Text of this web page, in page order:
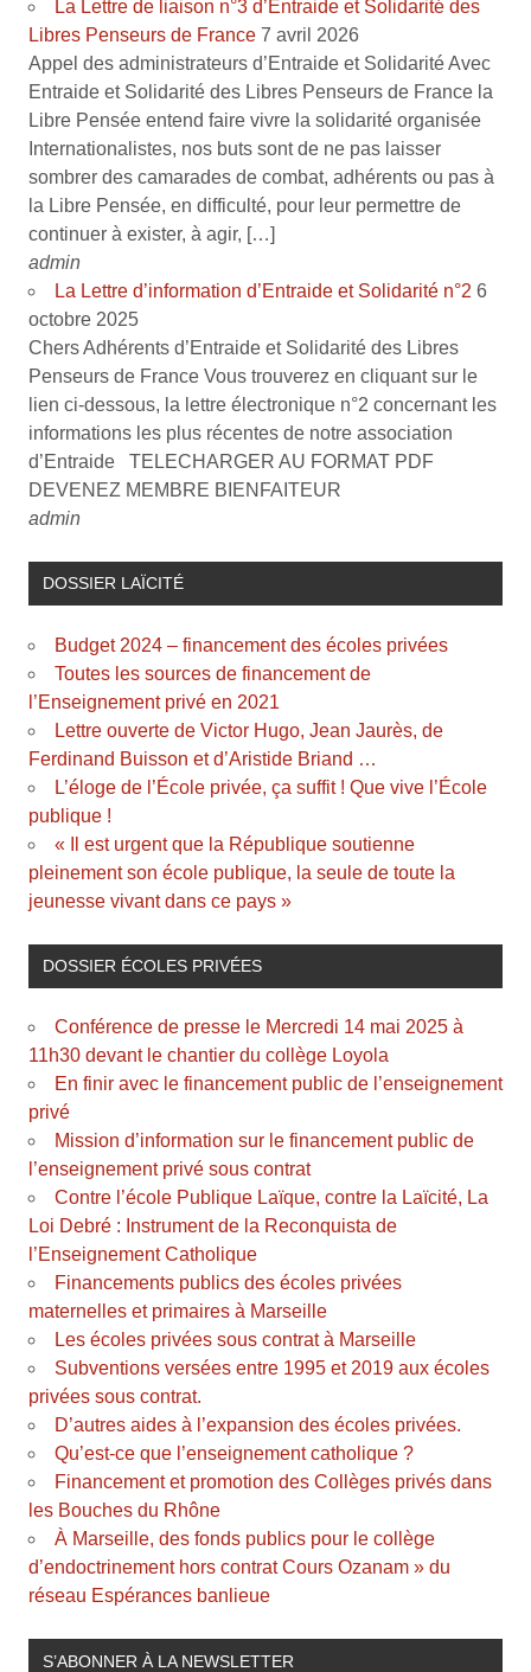
La Lettre de liaison n°3 d’Entraide et Solidarité des
Libres Penseurs de France 7 avril 2026
Appel des administrateurs d’Entraide et Solidarité Avec
Entraide et Solidarité des Libres Penseurs de France la
Libre Pensée entend faire vivre la solidarité organisée
Internationalistes, nos buts sont de ne pas laisser
sombrer des camarades de combat, adhérents ou pas à
la Libre Pensée, en difficulté, pour leur permettre de
continuer à exister, à agir, […]
admin
La Lettre d’information d’Entraide et Solidarité n°2 6
octobre 2025
Chers Adhérents d’Entraide et Solidarité des Libres
Penseurs de France Vous trouverez en cliquant sur le
lien ci-dessous, la lettre électronique n°2 concernant les
informations les plus récentes de notre association
d’Entraide TELECHARGER AU FORMAT PDF
DEVENEZ MEMBRE BIENFAITEUR
admin
DOSSIER LAÏCITÉ
Budget 2024 – financement des écoles privées
Toutes les sources de financement de
l’Enseignement privé en 2021
Lettre ouverte de Victor Hugo, Jean Jaurès, de
Ferdinand Buisson et d’Aristide Briand …
L’éloge de l’École privée, ça suffit ! Que vive l’École
publique !
« Il est urgent que la République soutienne
pleinement son école publique, la seule de toute la
jeunesse vivant dans ce pays »
DOSSIER ÉCOLES PRIVÉES
Conférence de presse le Mercredi 14 mai 2025 à
11h30 devant le chantier du collège Loyola
En finir avec le financement public de l’enseignement
privé
Mission d’information sur le financement public de
l’enseignement privé sous contrat
Contre l’école Publique Laïque, contre la Laïcité, La
Loi Debré : Instrument de la Reconquista de
l’Enseignement Catholique
Financements publics des écoles privées
maternelles et primaires à Marseille
Les écoles privées sous contrat à Marseille
Subventions versées entre 1995 et 2019 aux écoles
privées sous contrat.
D’autres aides à l’expansion des écoles privées.
Qu’est-ce que l’enseignement catholique ?
Financement et promotion des Collèges privés dans
les Bouches du Rhône
À Marseille, des fonds publics pour le collège
d’endoctrinement hors contrat Cours Ozanam » du
réseau Espérances banlieue
S’ABONNER À LA NEWSLETTER